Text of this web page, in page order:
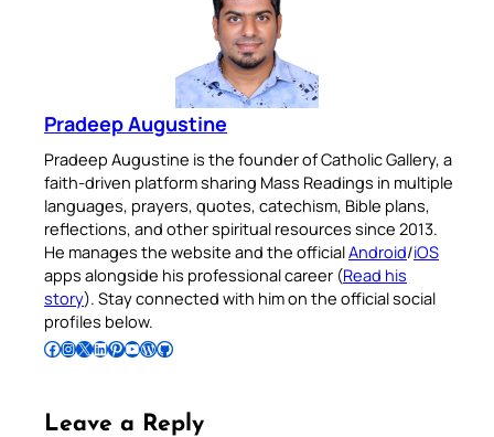
Pradeep Augustine
Pradeep Augustine is the founder of Catholic Gallery, a
faith-driven platform sharing Mass Readings in multiple
languages, prayers, quotes, catechism, Bible plans,
reflections, and other spiritual resources since 2013.
He manages the website and the officialAndroid/iOS
apps alongside his professional career (Read his
story). Stay connected with him on the official social
profiles below.
Follow Pradeep on Facebook Follow Pradeep on InstagramFollow Pradeep on X Follow Pradeep on LinkedIn Follow Pradeep on Pinterest Subscribe to Pradeep’s Youtube Channel Follow Pradeep on WordPress Follow Pradeep on GitHub
Leave a Reply